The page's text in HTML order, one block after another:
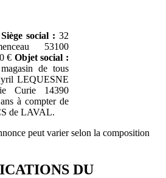
Siège social :32
53100
€ Objet social :
de tous
LEQUESNE
Curie 14390
à compter de
de LAVAL.
peut varier selon la composition
DU